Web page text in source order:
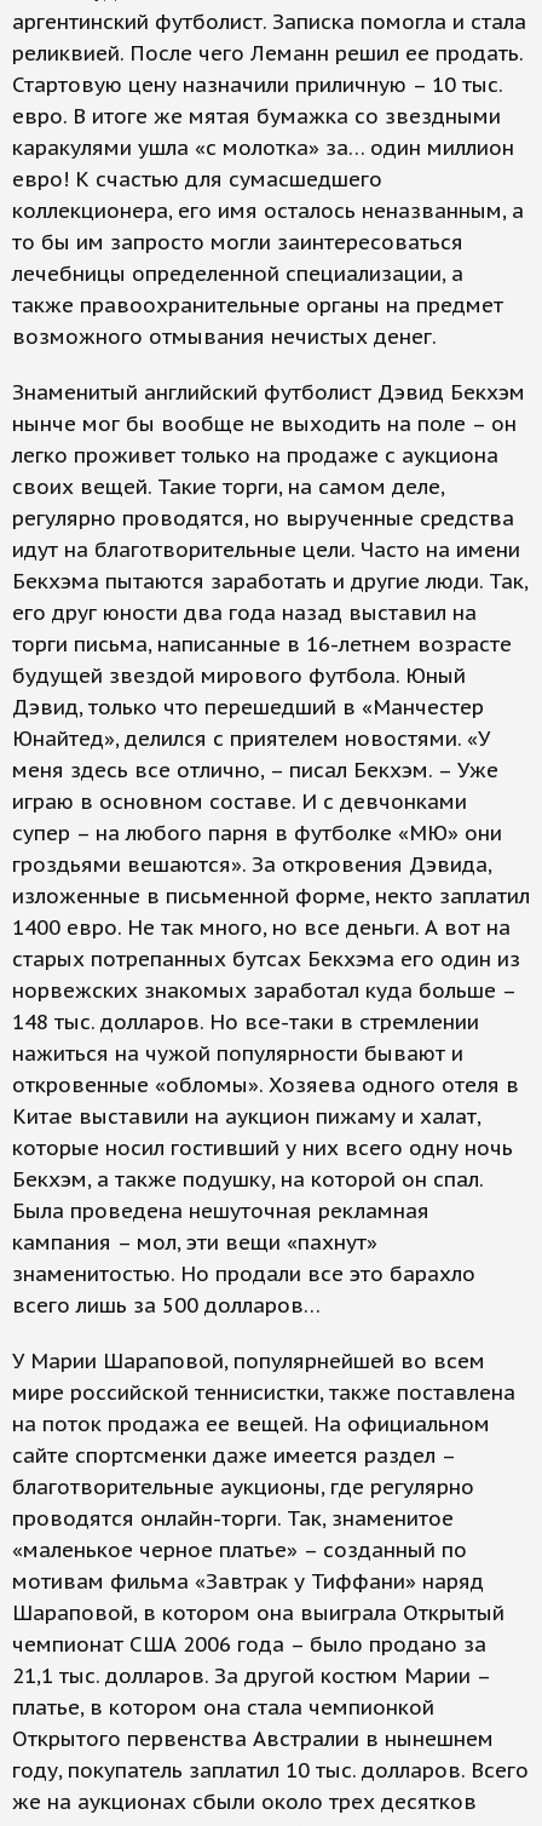
аргентинский футболист. Записка помогла и стала
реликвией. После чего Леманн решил ее продать.
Стартовую цену назначили приличную – 10 тыс.
евро. В итоге же мятая бумажка со звездными
каракулями ушла «с молотка» за… один миллион
евро! К счастью для сумасшедшего
коллекционера, его имя осталось неназванным, а
то бы им запросто могли заинтересоваться
лечебницы определенной специализации, а
также правоохранительные органы на предмет
возможного отмывания нечистых денег.
Знаменитый английский футболист Дэвид Бекхэм
нынче мог бы вообще не выходить на поле – он
легко проживет только на продаже с аукциона
своих вещей. Такие торги, на самом деле,
регулярно проводятся, но вырученные средства
идут на благотворительные цели. Часто на имени
Бекхэма пытаются заработать и другие люди. Так,
его друг юности два года назад выставил на
торги письма, написанные в 16-летнем возрасте
будущей звездой мирового футбола. Юный
Дэвид, только что перешедший в «Манчестер
Юнайтед», делился с приятелем новостями. «У
меня здесь все отлично, – писал Бекхэм. – Уже
играю в основном составе. И с девчонками
супер – на любого парня в футболке «МЮ» они
гроздьями вешаются». За откровения Дэвида,
изложенные в письменной форме, некто заплатил
1400 евро. Не так много, но все деньги. А вот на
старых потрепанных бутсах Бекхэма его один из
норвежских знакомых заработал куда больше –
148 тыс. долларов. Но все-таки в стремлении
нажиться на чужой популярности бывают и
откровенные «обломы». Хозяева одного отеля в
Китае выставили на аукцион пижаму и халат,
которые носил гостивший у них всего одну ночь
Бекхэм, а также подушку, на которой он спал.
Была проведена нешуточная рекламная
кампания – мол, эти вещи «пахнут»
знаменитостью. Но продали все это барахло
всего лишь за 500 долларов…
У Марии Шараповой, популярнейшей во всем
мире российской теннисистки, также поставлена
на поток продажа ее вещей. На официальном
сайте спортсменки даже имеется раздел –
благотворительные аукционы, где регулярно
проводятся онлайн-торги. Так, знаменитое
«маленькое черное платье» – созданный по
мотивам фильма «Завтрак у Тиффани» наряд
Шараповой, в котором она выиграла Открытый
чемпионат США 2006 года – было продано за
21,1 тыс. долларов. За другой костюм Марии –
платье, в котором она стала чемпионкой
Открытого первенства Австралии в нынешнем
году, покупатель заплатил 10 тыс. долларов. Всего
же на аукционах сбыли около трех десятков